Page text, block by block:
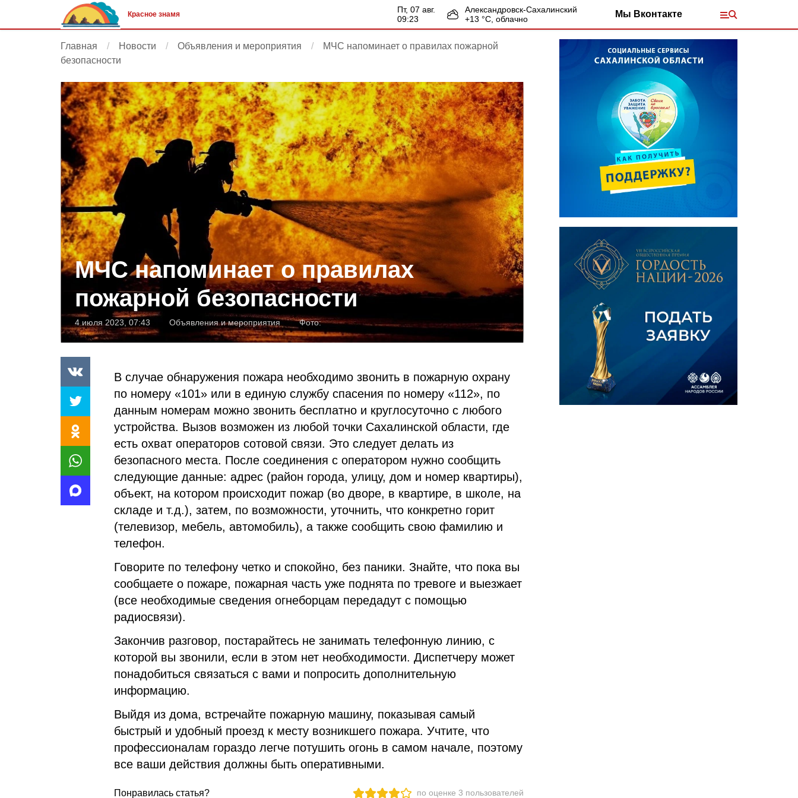
Красное знамя
пт, 07 авг.
09:23
Александровск-Сахалинский
+13 °С, облачно Мы Вконтакте
Главная Новости Объявления и мероприятия
МЧС напоминает о правилах пожарной
безопасности
МЧС напоминает о правилах
пожарной безопасности
4 июля 2023, 07:43 Объявления и мероприятия Фото:
В случае обнаружения пожара необходимо звонить в пожарную охрану
по номеру «101» или в единую службу спасения по номеру «112», по
данным номерам можно звонить бесплатно и круглосуточно с любого
устройства. Вызов возможен из любой точки Сахалинской области, где
есть охват операторов сотовой связи. Это следует делать из
безопасного места. После соединения с оператором нужно сообщить
следующие данные: адрес (район города, улицу, дом и номер квартиры),
объект, на котором происходит пожар (во дворе, в квартире, в школе, на
складе и т.д.), затем, по возможности, уточнить, что конкретно горит
(телевизор, мебель, автомобиль), а также сообщить свою фамилию и
телефон.
Говорите по телефону четко и спокойно, без паники. Знайте, что пока вы
сообщаете о пожаре, пожарная часть уже поднята по тревоге и выезжает
(все необходимые сведения огнеборцам передадут с помощью
радиосвязи).
Закончив разговор, постарайтесь не занимать телефонную линию, с
которой вы звонили, если в этом нет необходимости. Диспетчеру может
понадобиться связаться с вами и попросить дополнительную
информацию.
Выйдя из дома, встречайте пожарную машину, показывая самый
быстрый и удобный проезд к месту возникшего пожара. Учтите, что
профессионалам гораздо легче потушить огонь в самом начале, поэтому
все ваши действия должны быть оперативными.
Понравилась статья? по оценке 3 пользователей